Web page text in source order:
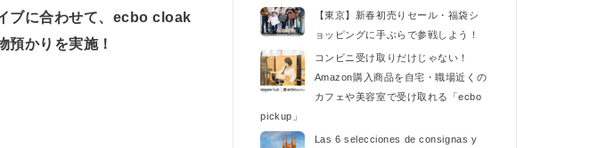
ブに合わせて、ecbo cloak
預かりを実施！
【東京】新春初売りセール・福袋シ
ョッピングに手ぶらで参戦しよう！
コンビニ受け取りだけじゃない！
Amazon購入商品を自宅・職場近くの
カフェや美容室で受け取れる「ecbo
pickup」
Las 6 selecciones de consignas y